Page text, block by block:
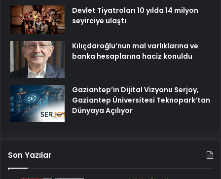
Devlet Tiyatroları 10 yılda 14 milyon
seyirciye ulaştı
Kılıçdaroğlu’nun mal varlıklarına ve
banka hesaplarına haciz konuldu
Gaziantep’in Dijital Vizyonu Serjoy,
Gaziantep Üniversitesi Teknopark’tan
Dünyaya Açılıyor
Son Yazılar